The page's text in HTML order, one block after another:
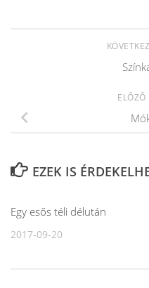
ELŐZŐ
EZEK IS
Egy esős téli délután
2017-09-20